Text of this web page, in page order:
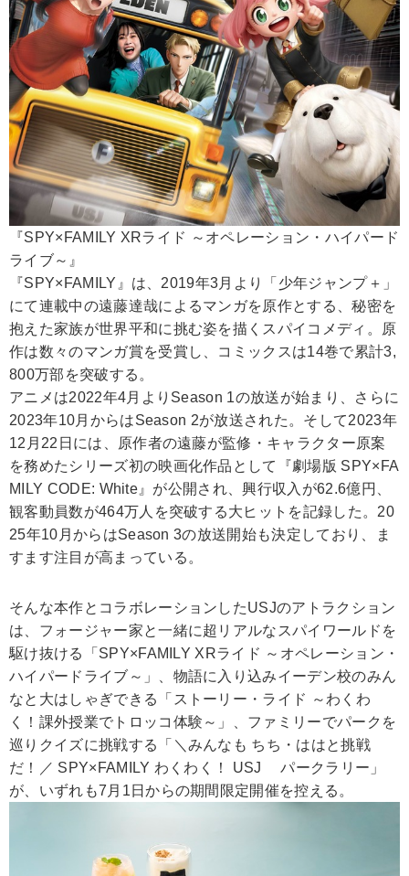
『SPY×FAMILY XRライド ～オペレーション・ハイパード
ライブ～』
『SPY×FAMILY』は、2019年3月より「少年ジャンプ＋」
にて連載中の遠藤達哉によるマンガを原作とする、秘密を
抱えた家族が世界平和に挑む姿を描くスパイコメディ。原
作は数々のマンガ賞を受賞し、コミックスは14巻で累計3,
800万部を突破する。
アニメは2022年4月よりSeason 1の放送が始まり、さらに
2023年10月からはSeason 2が放送された。そして2023年
12月22日には、原作者の遠藤が監修・キャラクター原案
を務めたシリーズ初の映画化作品として『劇場版 SPY×FA
MILY CODE: White』が公開され、興行収入が62.6億円、
観客動員数が464万人を突破する大ヒットを記録した。20
25年10月からはSeason 3の放送開始も決定しており、ま
すます注目が高まっている。
そんな本作とコラボレーションしたUSJのアトラクション
は、フォージャー家と一緒に超リアルなスパイワールドを
駆け抜ける「SPY×FAMILY XRライド ～オペレーション・
ハイパードライブ～」、物語に入り込みイーデン校のみん
なと大はしゃぎできる「ストーリー・ライド ～わくわ
く！課外授業でトロッコ体験～」、ファミリーでパークを
巡りクイズに挑戦する「＼みんなも ちち・ははと挑戦
だ！／ SPY×FAMILY わくわく！ USJ パークラリー」
が、いずれも7月1日からの期間限定開催を控える。